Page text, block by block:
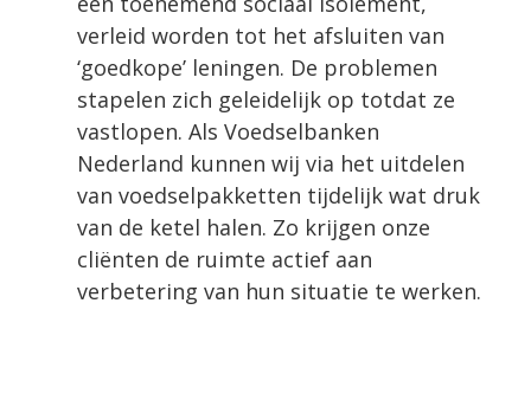
verleid worden tot het afsluiten van
‘goedkope’ leningen. De problemen
stapelen zich geleidelijk op totdat ze
vastlopen. Als Voedselbanken
Nederland kunnen wij via het uitdelen
van voedselpakketten tijdelijk wat druk
van de ketel halen. Zo krijgen onze
cliënten de ruimte actief aan
verbetering van hun situatie te werken.